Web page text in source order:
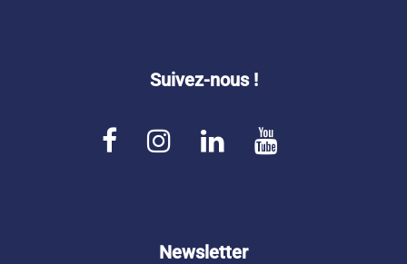
Suivez-nous !
a
e
Newsletter